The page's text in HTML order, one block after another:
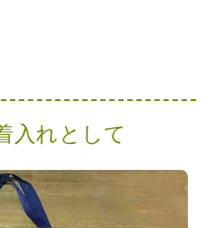
入れとして